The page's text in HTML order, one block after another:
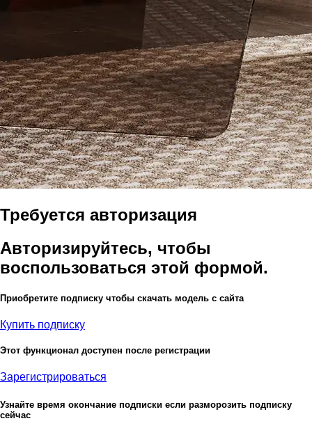
Требуется авторизация
Авторизируйтесь, чтобы
воспользоваться этой формой.
Приобретите подписку чтобы скачать модель с сайта
Купить подписку
Этот функционал доступен после регистрации
Зарегистрироваться
Узнайте время окончание подписки если разморозить подписку
сейчас